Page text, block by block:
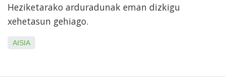
Heziketarako arduradunak eman dizkigu
xehetasun gehiago.
AISIA